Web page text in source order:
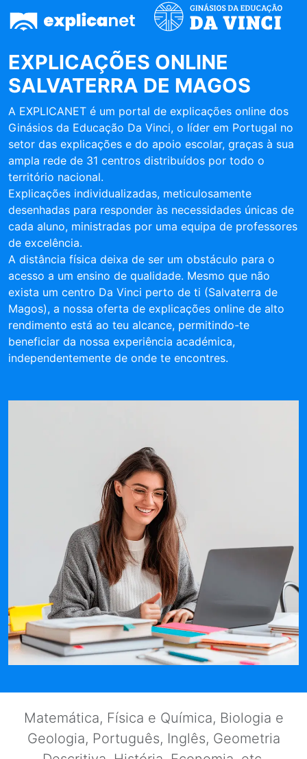
EXPLICAÇÕES ONLINE
SALVATERRA DE MAGOS
A EXPLICANET é um portal de explicações online dos
Ginásios da Educação Da Vinci, o líder em Portugal no
setor das explicações e do apoio escolar, graças à sua
ampla rede de 31 centros distribuídos por todo o
território nacional.
Explicações individualizadas, meticulosamente
desenhadas para responder às necessidades únicas de
cada aluno, ministradas por uma equipa de professores
de excelência.
A distância física deixa de ser um obstáculo para o
acesso a um ensino de qualidade. Mesmo que não
exista um centro Da Vinci perto de ti (Salvaterra de
Magos), a nossa oferta de explicações online de alto
rendimento está ao teu alcance, permitindo-te
beneficiar da nossa experiência académica,
independentemente de onde te encontres.
Matemática, Física e Química, Biologia e
Geologia, Português, Inglês, Geometria